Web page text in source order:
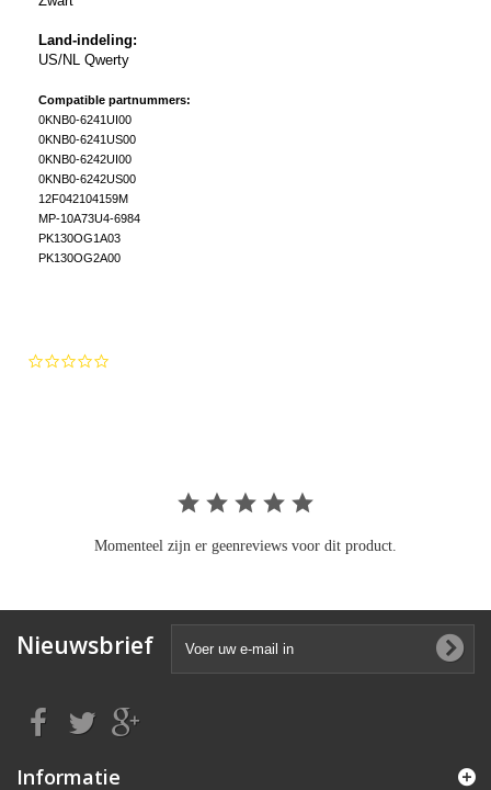
Land-indeling:
US/NL Qwerty
Compatible partnummers:
0KNB0-6241UI00
0KNB0-6241US00
0KNB0-6242UI00
0KNB0-6242US00
12F042104159M
MP-10A73U4-6984
PK130OG1A03
PK130OG2A00
Momenteel zijn er geenreviews voor dit product.
Nieuwsbrief
Informatie